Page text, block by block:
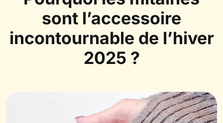
sont l’accessoire
incontournable de l’hiver
2025 ?